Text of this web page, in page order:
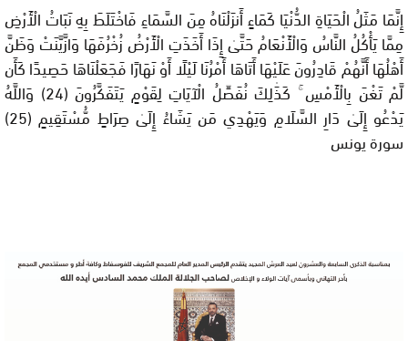
إِنَّمَا مَثَلُ الْحَيَاةِ الدُّنْيَا كَمَاءٍ أَنزَلْنَاهُ مِنَ السَّمَاءِ فَاخْتَلَطَ بِهِ نَبَاتُ الْأَرْضِ
مِمَّا يَأْكُلُ النَّاسُ وَالْأَنْعَامُ حَتَّىٰ إِذَا أَخَذَتِ الْأَرْضُ زُخْرُفَهَا وَازَّيَّنَتْ وَظَنَّ
أَهْلُهَا أَنَّهُمْ قَادِرُونَ عَلَيْهَا أَتَاهَا أَمْرُنَا لَيْلًا أَوْ نَهَارًا فَجَعَلْنَاهَا حَصِيدًا كَأَن
لَّمْ تَغْنَ بِالْأَمْسِ ۚ كَذَٰلِكَ نُفَصِّلُ الْآيَاتِ لِقَوْمٍ يَتَفَكَّرُونَ (24
) وَاللَّهُ
يَدْعُو إِلَىٰ دَارِ السَّلَامِ وَيَهْدِي مَن يَشَاءُ إِلَىٰ صِرَاطٍ مُّسْتَقِيمٍ(
25
)
سورةيونس